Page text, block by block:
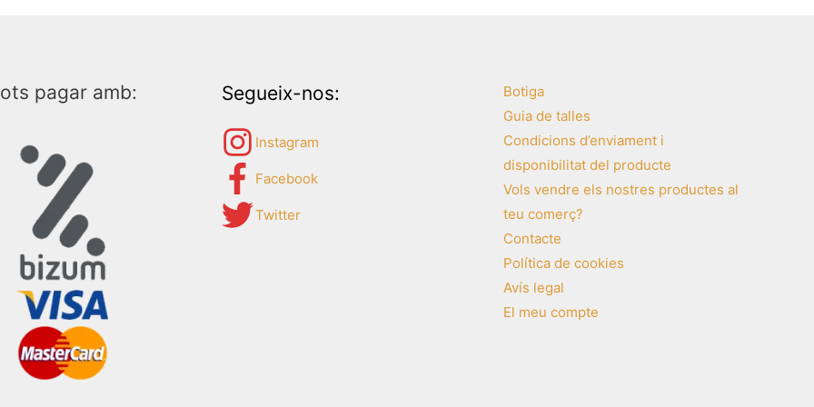
pagar amb: Segueix-nos:
Instagram
Facebook
Twitter
Botiga
Guia de talles
Condicions d’enviament i
disponibilitat del producte
Vols vendre els nostres productes al
teu comerç?
Contacte
Política de cookies
Avís legal
El meu compte